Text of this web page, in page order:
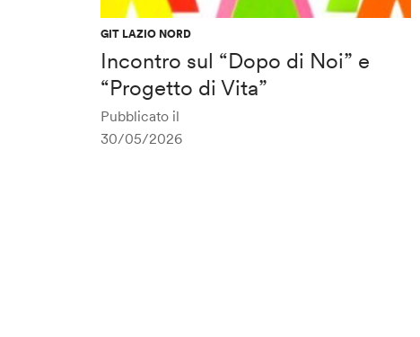
GIT LAZIO NORD
Incontro sul “Dopo di Noi” e
“Progetto di Vita”
Pubblicato il
30/05/2026